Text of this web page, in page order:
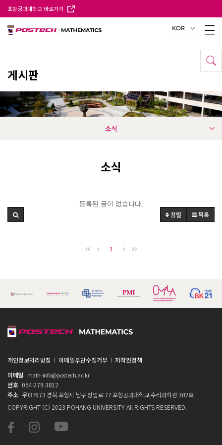
포항공과대학교 바로가기
KOR
게시판
소식
소식
등록된 글이 없습니다.
정렬 목록
1
개인정보처리방침 이메일무단수집거부
저작권정책
이메일
math-info@postech.ac.kr
번호 054-279-3812
주소 우)37673 경북 포항시 남구 청암로 77 포항공과대학교 수리과학관 302호
COPYRIGHT (C) 2023 POHANG UNIVERSITY All RIGHTS RESERVED.